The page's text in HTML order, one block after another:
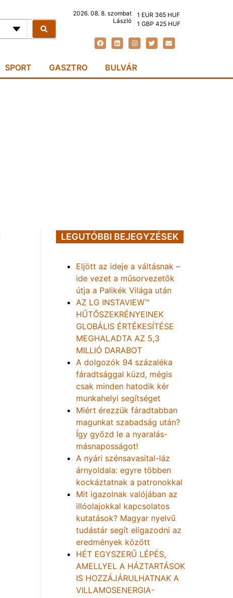
2026. 08. 8. szombat
László
1 EUR 365 HUF
1 GBP 425 HUF
SPORT GASZTRO BULVÁR
LEGUTÓBBI BEJEGYZÉSEK
Eljött az ideje a váltásnak –
ide vezet a műsorvezetők
útja a Palikék Világa után
AZ LG INSTAVIEW™
HŰTŐSZEKRÉNYEINEK
GLOBÁLIS ÉRTÉKESÍTÉSE
MEGHALADTA AZ 5,3
MILLIÓ DARABOT
A dolgozók 94 százaléka
fáradtsággal küzd, mégis
csak minden hatodik kér
munkahelyi segítséget
Miért érezzük fáradtabban
magunkat szabadság után?
Így győzd le a nyaralás-
másnaposságot!
A nyári szénsavasital-láz
árnyoldala: egyre többen
kockáztatnak a patronokkal
Mit igazolnak valójában az
illóolajokkal kapcsolatos
kutatások? Magyar nyelvű
tudástár segít eligazodni az
eredmények között
HÉT EGYSZERŰ LÉPÉS,
AMELLYEL A HÁZTARTÁSOK
IS HOZZÁJÁRULHATNAK A
VILLAMOSENERGIA-